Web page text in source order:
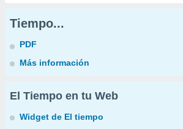
Tiempo...
PDF
Más información
El Tiempo en tu Web
Widget de El tiempo